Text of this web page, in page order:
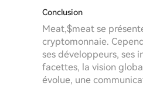
Conclusion
Meat,$meat se
cryptomonnaie.
ses développeurs, ses
facettes, la vision
évolue, une